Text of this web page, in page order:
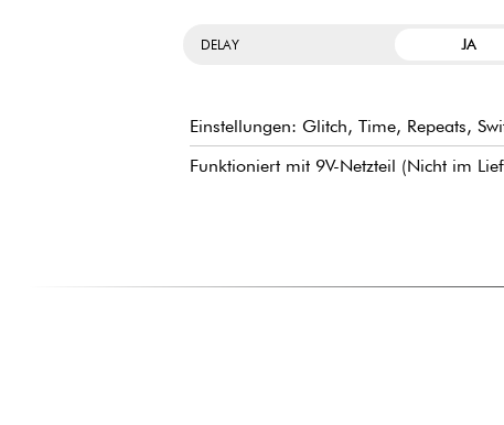
DELAY JA
Einstellungen: Glitch, Time, Repeats,
Funktioniert mit 9V-Netzteil (Nicht im